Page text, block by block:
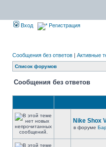
Вход Регистрация
Сообщения без ответов | Активные
Список форумов
Сообщения без ответов
Nike Shox
в форуме